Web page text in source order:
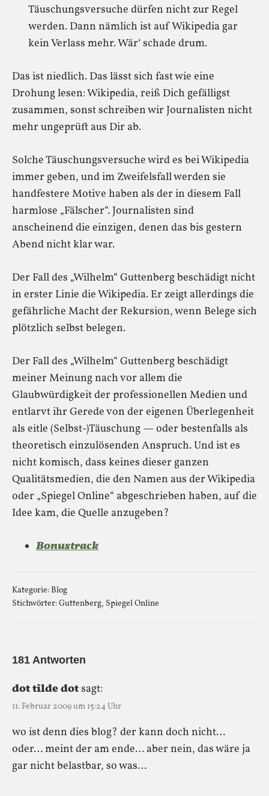
Täuschungsversuche dürfen nicht zur Regel
werden. Dann nämlich ist auf Wikipedia gar
kein Verlass mehr. Wär‘ schade drum.
Das ist niedlich. Das lässt sich fast wie eine
Drohung lesen: Wikipedia, reiß Dich gefälligst
zusammen, sonst schreiben wir Journalisten nicht
mehr ungeprüft aus Dir ab.
Solche Täuschungsversuche wird es bei Wikipedia
immer geben, und im Zweifelsfall werden sie
handfestere Motive haben als der in diesem Fall
harmlose „Fälscher“. Journalisten sind
anscheinend die einzigen, denen das bis gestern
Abend nicht klar war.
Der Fall des „Wilhelm“ Guttenberg beschädigt nicht
in erster Linie die Wikipedia. Er zeigt allerdings die
gefährliche Macht der Rekursion, wenn Belege sich
plötzlich selbst belegen.
Der Fall des „Wilhelm“ Guttenberg beschädigt
meiner Meinung nach vor allem die
Glaubwürdigkeit der professionellen Medien und
entlarvt ihr Gerede von der eigenen Überlegenheit
als eitle (Selbst-)Täuschung — oder bestenfalls als
theoretisch einzulösenden Anspruch. Und ist es
nicht komisch, dass keines dieser ganzen
Qualitätsmedien, die den Namen aus der Wikipedia
oder „Spiegel Online“ abgeschrieben haben, auf die
Idee kam, die Quelle anzugeben?
Bonustrack
Kategorie:Blog
Stichwörter:Guttenberg, Spiegel Online
181 Antworten
dot tilde dotsagt:
11. Februar 2009 um 15:24 Uhr
wo ist denn dies blog? der kann doch nicht…
oder… meint der am ende… aber nein, das wäre ja
gar nicht belastbar, so was…